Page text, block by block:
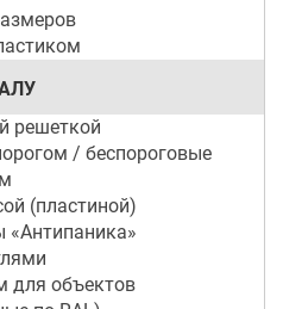
решеткой
/ беспороговые
(пластиной)
«Антипаника»
для объектов